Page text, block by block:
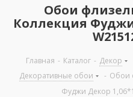
Обои
Коллекция
Главная - Каталог - Декор
Декоративные обои
- Обои
Фуджи Декор